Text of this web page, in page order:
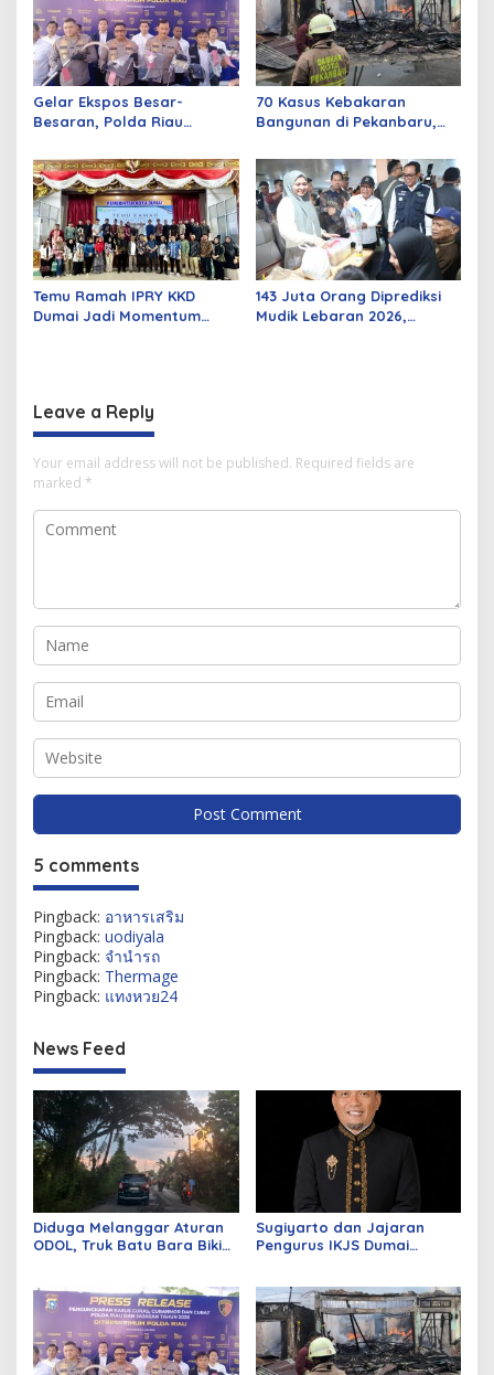
Gelar Ekspos Besar-
Besaran, Polda Riau
Curat, Curas, dan
Curanmor
70 Kasus Kebakaran
Bangunan di Pekanbaru,
Listrik
Temu Ramah IPRY KKD
Dumai Jadi Momentum
143 Juta Orang Diprediksi
Mudik Lebaran 2026,
Leave a Reply
Your email address will not be published. Required fields are
marked *
5 comments
Pingback: อาหารเสริม
Pingback: uodiyala
Pingback: จำนำรถ
Pingback: Thermage
Pingback: แทงหวย24
News Feed
Diduga Melanggar Aturan
ODOL, Truk Batu Bara Bikin
Sugiyarto dan Jajaran
Pengurus IKJS Dumai